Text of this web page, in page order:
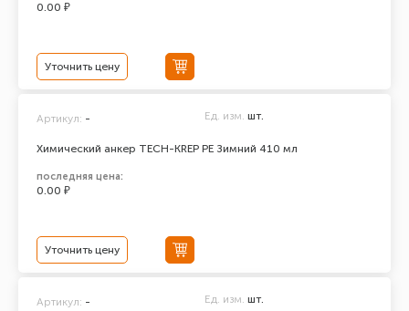
0.00 ₽
Уточнить цену
Химический анкер TECH-KREP PE Зимний 410 мл
Артикул: - Ед. изм. шт.
последняя цена:
0.00 ₽
Уточнить цену
Артикул: - Ед. изм. шт.